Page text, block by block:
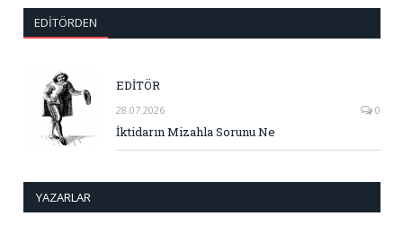
EDITÖRDEN
EDİTÖR
28.07.2026 0
İktidarın Mizahla Sorunu Ne
YAZARLAR